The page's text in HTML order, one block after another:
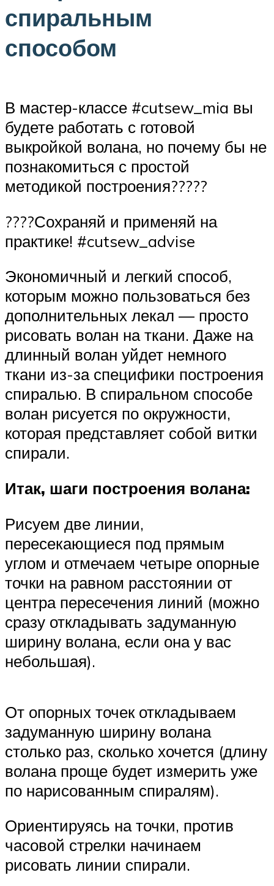
спиральным
способом
В мастер-классе #cutsew_mia вы
будете работать с готовой
выкройкой волана, но почему бы не
познакомиться с простой
методикой построения?????
????Сохраняй и применяй на
практике! #cutsew_advise
Экономичный и легкий способ,
которым можно пользоваться без
дополнительных лекал — просто
рисовать волан на ткани. Даже на
длинный волан уйдет немного
ткани из-за специфики построения
спиралью. В спиральном способе
волан рисуется по окружности,
которая представляет собой витки
спирали.
Итак, шаги построения волана:
Рисуем две линии,
пересекающиеся под прямым
углом и отмечаем четыре опорные
точки на равном расстоянии от
центра пересечения линий (можно
сразу откладывать задуманную
ширину волана, если она у вас
небольшая).
От опорных точек откладываем
задуманную ширину волана
столько раз, сколько хочется (длину
волана проще будет измерить уже
по нарисованным спиралям).
Ориентируясь на точки, против
часовой стрелки начинаем
рисовать линии спирали.